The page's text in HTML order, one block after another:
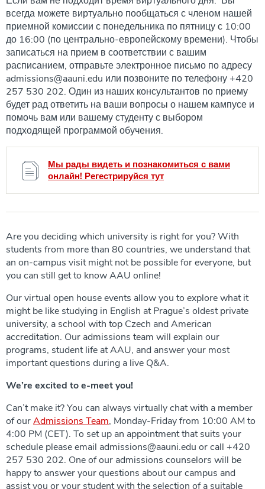
всегда можете виртуально пообщаться с членом нашей
приемной комиссии с понедельника по пятницу с 10:00
до 16:00 (по центрально-европейскому времени). Чтобы
записаться на прием в соответствии с вашим
расписанием, отправьте электронное письмо по адресу
admissions@aauni.edu или позвоните по телефону +420
257 530 202. Один из наших консультантов по приему
будет рад ответить на ваши вопросы о нашем кампусе и
помочь вам или вашему студенту с выбором
подходящей программой обучения.
Мы рады видеть и познакомиться с вами
онлайн! Регестрируйся тут
Are you deciding which university is right for you? With
students from more than 80 countries, we understand that
an on-campus visit might not be possible for everyone, but
you can still get to know AAU online!
Our virtual open house events allow you to explore what it
might be like studying in English at Prague’s oldest private
university, a school with top Czech and American
accreditation. Our admissions team will explain our
programs, student life at AAU, and answer your most
important questions during a live Q&A.
We’re excited to e-meet you!
Can’t make it? You can always virtually chat with a member
of ourAdmissions Team, Monday-Friday from 10:00 AM to
4:00 PM (CET). To set up an appointment that suits your
schedule please email admissions@aauni.edu or call +420
257 530 202. One of our admissions counselors will be
happy to answer your questions about our campus and
assist you or your student with the selection of a suitable